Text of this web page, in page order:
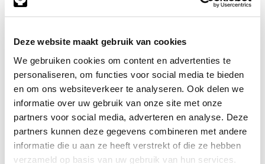
Deze website maakt gebruik van cookies
We gebruiken cookies om content en advertenties te
personaliseren, om functies voor social media te bieden
en om ons websiteverkeer te analyseren. Ook delen we
informatie over uw gebruik van onze site met onze
partners voor social media, adverteren en analyse. Deze
partners kunnen deze gegevens combineren met andere
informatie die u aan ze heeft verstrekt of die ze hebben
verzameld op basis van uw gebruik van hun services.
(de verpakkingseenheid is 100
stuks)
Info Stuks
a2hdb06x080
RVS A2 bout 06x080mm
DIN571
stuks)